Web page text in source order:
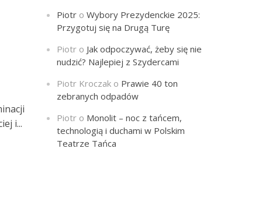
i...
Piotr oWybory Prezydenckie 2025:
Przygotuj się na Drugą Turę
Piotr o Jak odpoczywać, żeby się nie
nudzić? Najlepiej z Szydercami
Piotr Kroczak o Prawie 40 ton
zebranych odpadów
Piotr o Monolit – noc z tańcem,
technologią i duchami w Polskim
Teatrze Tańca